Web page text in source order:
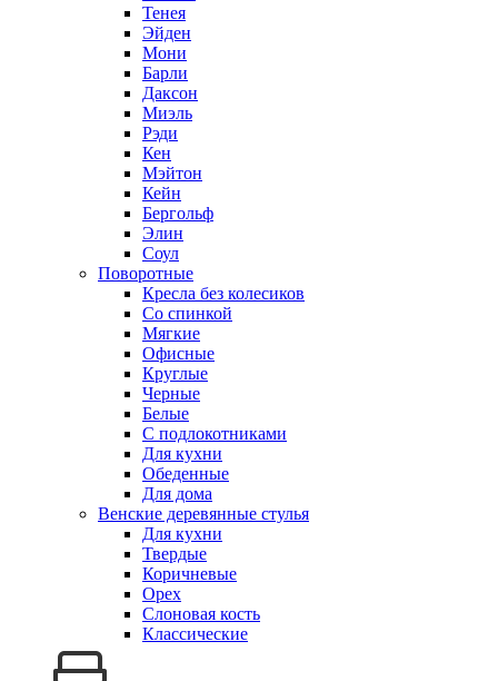
Тенея
Эйден
Мони
Барли
Даксон
Миэль
Рэди
Кен
Мэйтон
Кейн
Бергольф
Элин
Соул
Поворотные
Кресла без колесиков
Со спинкой
Мягкие
Офисные
Круглые
Черные
Белые
С подлокотниками
Для кухни
Обеденные
Для дома
Венские деревянные стулья
Для кухни
Твердые
Коричневые
Орех
Слоновая кость
Классические